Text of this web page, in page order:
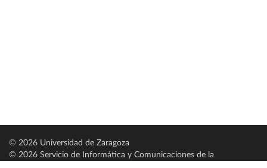
© 2026 Universidad de Zaragoza
© 2026 Servicio de Informática y Comunicaciones de la